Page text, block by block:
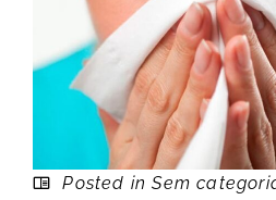
Posted in Sem